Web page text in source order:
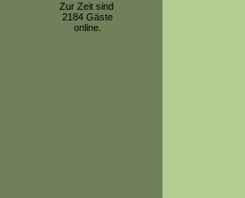
Zur Zeit sind
2184 Gäste
online.